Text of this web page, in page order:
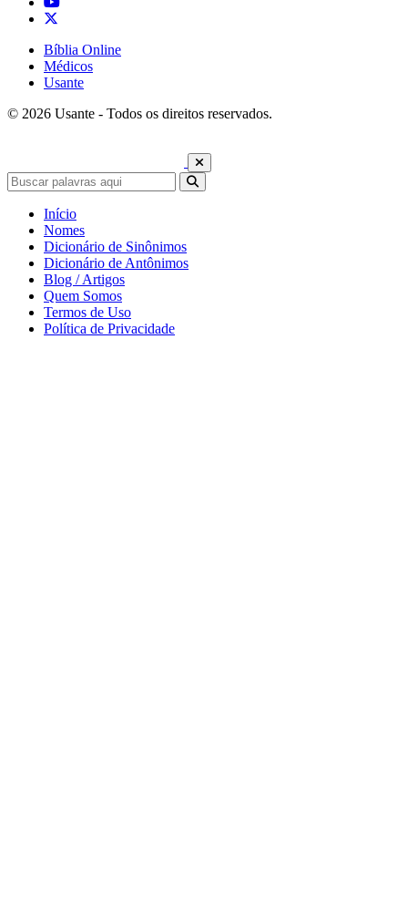
Bíblia Online
Médicos
Usante
© 2026 Usante - Todos os direitos reservados.
Início
Nomes
Dicionário de Sinônimos
Dicionário de Antônimos
Blog / Artigos
Quem Somos
Termos de Uso
Política de Privacidade